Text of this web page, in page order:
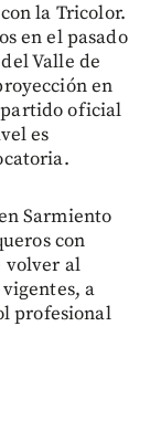
la Tricolor.
en el pasado
Valle de
en
oficial
es
Sarmiento
con
volver al
a
profesional